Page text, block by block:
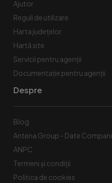
Ajutor
Reguli de utilizare
Harta județelor
Hartă site
Servicii pentru agenții
Documentație pentru agenții
Despre
Blog
Antena Group - Date
ANPC
Termeni și condiții
Politica de cookies